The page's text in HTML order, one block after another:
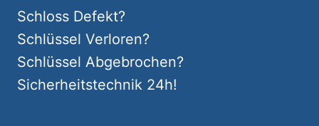
Schloss Defekt?
Schlüssel Verloren?
Schlüssel Abgebrochen?
Sicherheitstechnik 24h!